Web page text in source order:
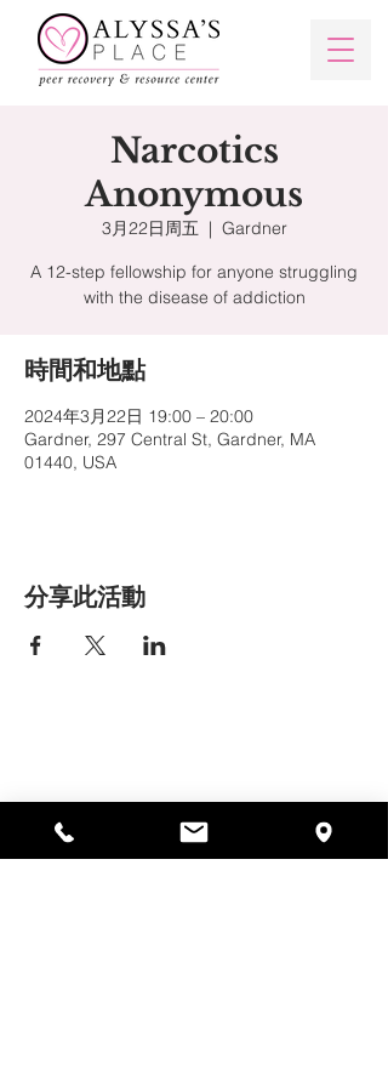
Narcotics
Anonymous
3月22日周五
  |
Gardner
A 12-step fellowship for anyone struggling
with the disease of addiction
時間和地點
2024年3月22日 19:00 – 20:00
Gardner, 297 Central St, Gardner, MA
01440, USA
分享此活動
01440
978-364-0920